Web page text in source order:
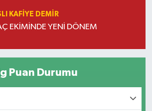
KAFIYE DEMIR
EKİMİNDE YENİ DÖNEM
Puan Durumu